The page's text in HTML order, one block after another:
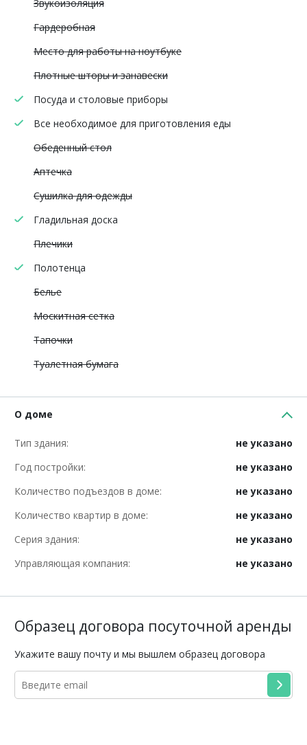
Звукоизоляция
Гардеробная
Место для работы на ноутбуке
Плотные шторы и занавески
Посуда и столовые приборы
Все необходимое для приготовления еды
Обеденный стол
Аптечка
Сушилка для одежды
Гладильная доска
Плечики
Полотенца
Белье
Москитная сетка
Тапочки
Туалетная бумага
О доме
Тип здания:
не указано
Год постройки:
не указано
Количество подъездов в доме:
не указано
Количество квартир в доме:
не указано
Серия здания:
не указано
Управляющая компания:
не указано
Образец договора посуточной аренды
Укажите вашу почту и мы вышлем образец договора